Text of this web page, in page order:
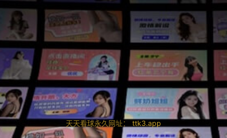
天天看球永久网址： ttk3.app